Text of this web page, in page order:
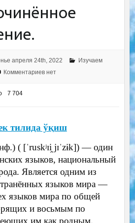
апреля 24th, 2022
Изучаем
Комментариев нет
7 704
тилида ўқиш
( [ˈruskʲɪi̯ jɪˈzɨk]) — один
языков, национальный
Является одним из
языков мира —
языков мира по общей
и восьмым по
им как родным.